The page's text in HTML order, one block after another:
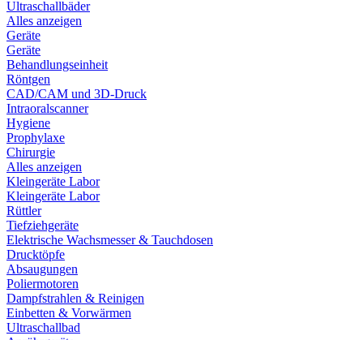
Ultraschallbäder
Alles anzeigen
Geräte
Geräte
Behandlungseinheit
Röntgen
CAD/CAM und 3D-Druck
Intraoralscanner
Hygiene
Prophylaxe
Chirurgie
Alles anzeigen
Kleingeräte Labor
Kleingeräte Labor
Rüttler
Tiefziehgeräte
Elektrische Wachsmesser & Tauchdosen
Drucktöpfe
Absaugungen
Poliermotoren
Dampfstrahlen & Reinigen
Einbetten & Vorwärmen
Ultraschallbad